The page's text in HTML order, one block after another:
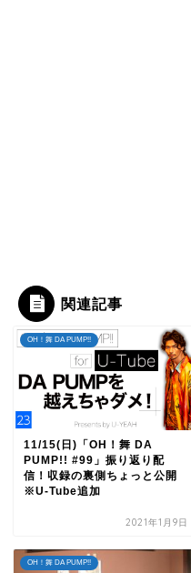
関連記事
OH！舞 DA PUMP!!
11/15(日)「OH！舞 DA
PUMP!! #99」振り返り配
信！収録の裏側ちょっと公開
※U-Tube追加
2021年1月9日
OH！舞 DA PUMP!!